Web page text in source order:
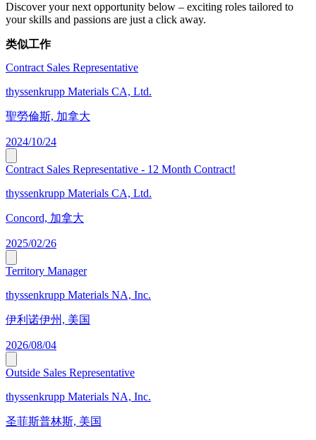
Discover your next opportunity below – exciting roles tailored to
your skills and passions are just a click away.
类似工作
Contract Sales Representative
thyssenkrupp Materials CA, Ltd.
聖勞倫斯, 加拿大
2024/10/24
Contract Sales Representative - 12 Month Contract!
thyssenkrupp Materials CA, Ltd.
Concord, 加拿大
2025/02/26
Territory Manager
thyssenkrupp Materials NA, Inc.
伊利诺伊州, 美国
2026/08/04
Outside Sales Representative
thyssenkrupp Materials NA, Inc.
圣菲斯普林斯, 美国